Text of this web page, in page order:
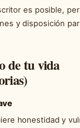
es posible,
y disposición
de tu vida
honestidad y